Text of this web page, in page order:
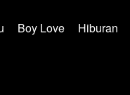
Boy Love Hiburan